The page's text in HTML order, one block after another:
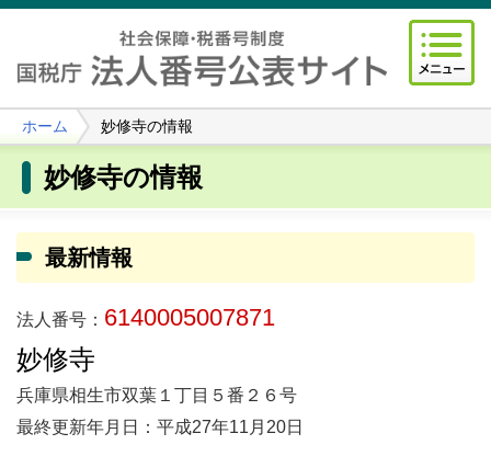
ホーム 妙修寺の情報
妙修寺の情報
最新情報
法人番号： 6140005007871
妙修寺
兵庫県相生市双葉１丁目５番２６号
最終更新年月日：平成27年11月20日